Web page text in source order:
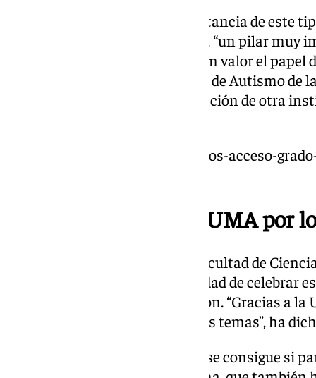
El rector ha destacado la importancia de este
ejemplo de transferencia social, “un pilar muy
pública”. Asimismo, ha puesto en valor el
para conseguirlo, ensalzando la de Autismo de
cuenta con el apoyo y la implicación de otra
https://www.101tv.es/extranjeros-acceso-
La sensibilidad de la UMA por
Por su parte, el profesor de la Facultad de
Guerrero ha señalado la necesidad de celebrar
más personas con esta condición. “Gracias a
sensibilidad siempre hacia estos temas”, ha
“La transformación social solo se consigue si